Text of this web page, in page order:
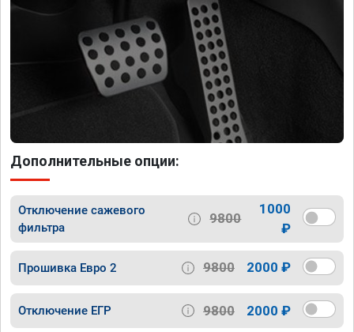
Дополнительные опции:
Отключение сажевого
фильтра
9800
1000
₽
Прошивка Евро 2 9800 2000 ₽
Отключение ЕГР 9800 2000 ₽